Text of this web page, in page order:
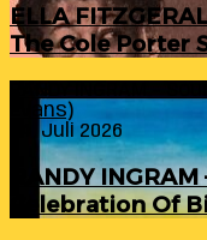
ELLA
The Cole Porter
Evans)
24. Juli 2026
RANDY
Celebration Of